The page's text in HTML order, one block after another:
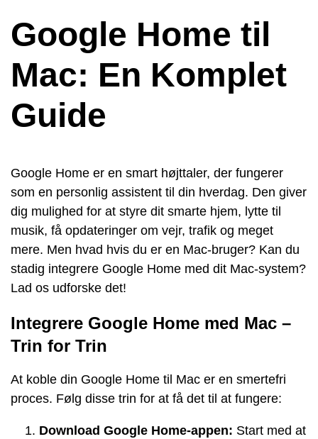
Google Home til
Mac: En Komplet
Guide
Google Home er en smart højttaler, der fungerer
som en personlig assistent til din hverdag. Den giver
dig mulighed for at styre dit smarte hjem, lytte til
musik, få opdateringer om vejr, trafik og meget
mere. Men hvad hvis du er en Mac-bruger? Kan du
stadig integrere Google Home med dit Mac-system?
Lad os udforske det!
Integrere Google Home med Mac –
Trin for Trin
At koble din Google Home til Mac er en smertefri
proces. Følg disse trin for at få det til at fungere:
Download Google Home-appen: Start med at